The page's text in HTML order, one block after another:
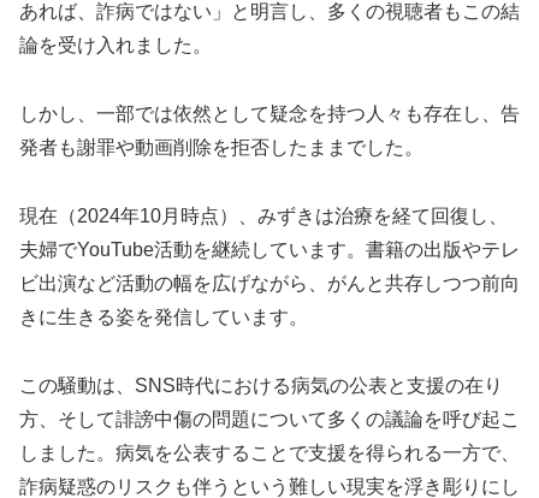
あれば、詐病ではない」と明言し、多くの視聴者もこの結
論を受け入れました。
しかし、一部では依然として疑念を持つ人々も存在し、告
発者も謝罪や動画削除を拒否したままでした。
現在（2024年10月時点）、みずきは治療を経て回復し、
夫婦でYouTube活動を継続しています。書籍の出版やテレ
ビ出演など活動の幅を広げながら、がんと共存しつつ前向
きに生きる姿を発信しています。
この騒動は、SNS時代における病気の公表と支援の在り
方、そして誹謗中傷の問題について多くの議論を呼び起こ
しました。病気を公表することで支援を得られる一方で、
詐病疑惑のリスクも伴うという難しい現実を浮き彫りにし